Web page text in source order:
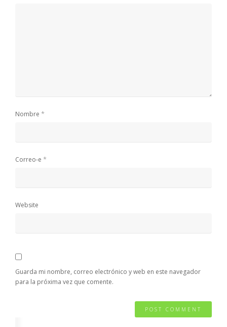
Nombre *
Correo-e *
Website
Guarda mi nombre, correo electrónico y web en este navegador
para la próxima vez que comente.